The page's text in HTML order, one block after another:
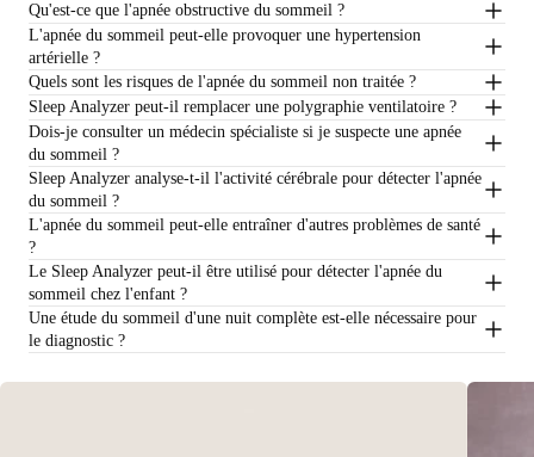
Qu'est-ce que l'apnée obstructive du sommeil ?
L'apnée du sommeil peut-elle provoquer une hypertension
artérielle ?
Quels sont les risques de l'apnée du sommeil non traitée ?
Sleep Analyzer peut-il remplacer une polygraphie ventilatoire ?
Dois-je consulter un médecin spécialiste si je suspecte une apnée
du sommeil ?
Sleep Analyzer analyse-t-il l'activité cérébrale pour détecter l'apnée
du sommeil ?
L'apnée du sommeil peut-elle entraîner d'autres problèmes de santé
?
Le Sleep Analyzer peut-il être utilisé pour détecter l'apnée du
sommeil chez l'enfant ?
Une étude du sommeil d'une nuit complète est-elle nécessaire pour
le diagnostic ?